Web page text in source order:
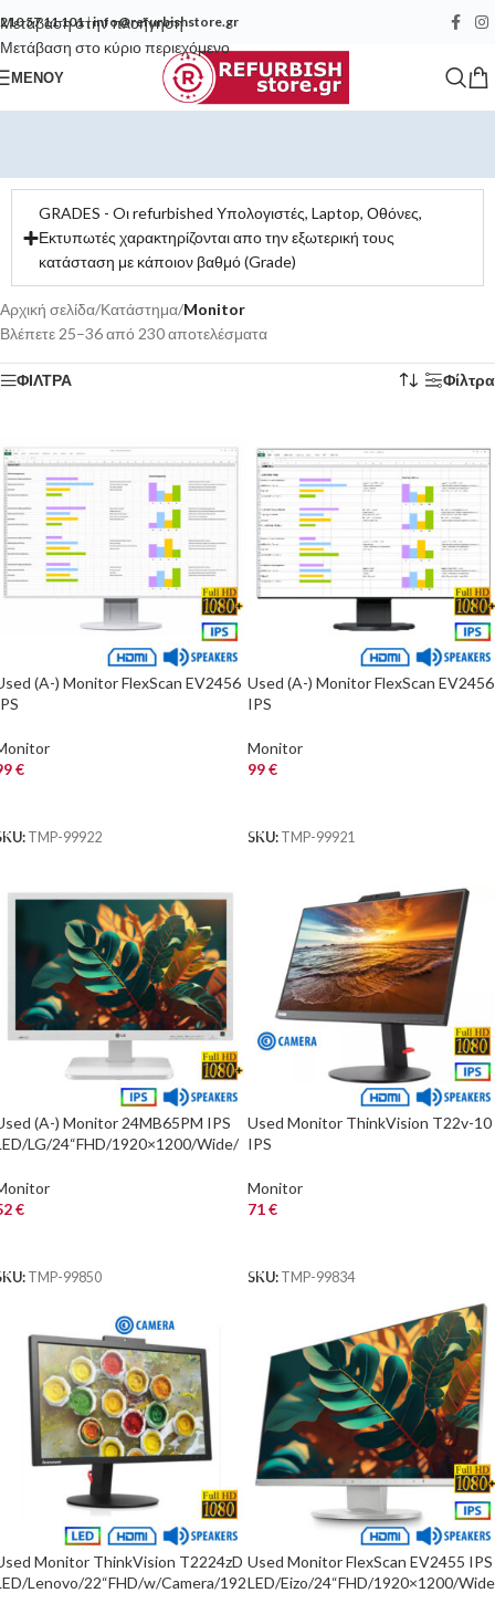
Μετάβαση στην πλοήγηση
Μετάβαση στο κύριο περιεχόμενο
210 57 11 101|info@refurbishstore.gr
ΜΕΝΟΎ
GRADES - Oι refurbished Υπολογιστές, Laptop, Οθόνες,
Εκτυπωτές χαρακτηρίζονται απο την εξωτερική τους
κατάσταση με κάποιον βαθμό (Grade)
Αρχική σελίδα/Κατάστημα/Monitor
Βλέπετε 25–36 από 230 αποτελέσματα
ΦΙΛΤΡΑ Φίλτρα
(A-) Monitor FlexScan EV2456
w/Sreakers/Grade A-/D-SU
€
TMP-99922
Used (A-) Monitor FlexScan EV2456
IPS
Black/w/Sreakers/Grade A-/D-SU
Monitor
99€
SKU: TMP-99921
(A-) Monitor 24MB65PM IPS
LG/24“FHD/1920×1200/Wide/
DVI-D
€
TMP-99850
Used Monitor ThinkVision T22v-10
IPS
0×1080/Wide/Black/w/Speakers/D-
S
Monitor
71€
SKU: TMP-99834
Monitor ThinkVision T2224zD
Lenovo/22“FHD/w/Camera/192
Used Monitor FlexScan EV2455 IPS
LED/Eizo/24“FHD/1920×1200/